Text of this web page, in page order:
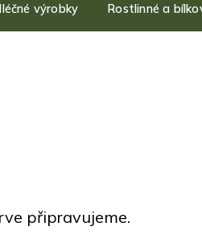
výrobky Rostlinné a
připravujeme.